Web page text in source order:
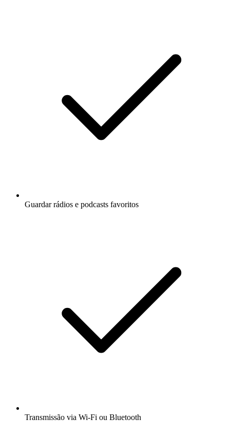
Guardar rádios e podcasts favoritos
Transmissão via Wi-Fi ou Bluetooth